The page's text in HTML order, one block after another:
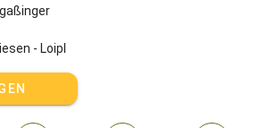
- Loipl